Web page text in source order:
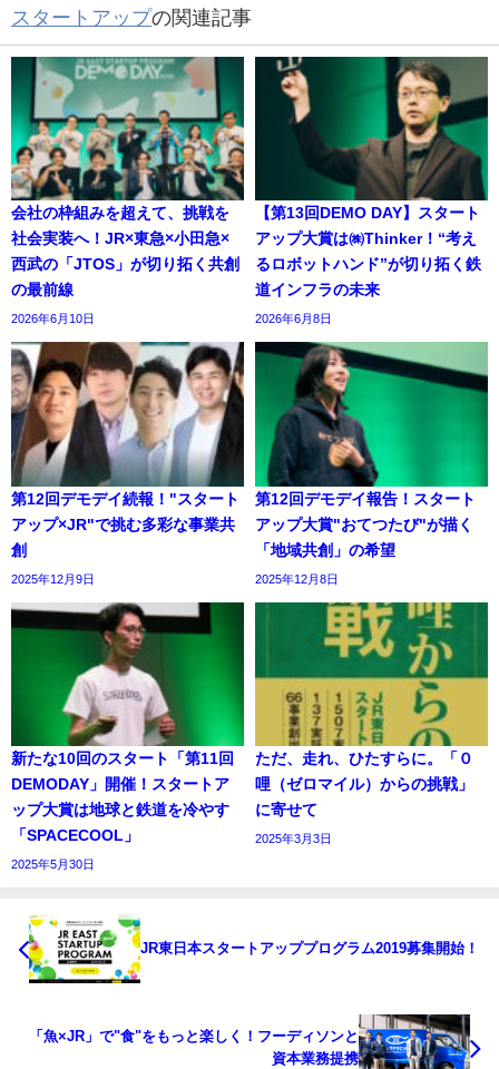
スタートアップの関連記事
会社の枠組みを超えて、挑戦を
社会実装へ！JR×東急×小田急×
西武の「JTOS」が切り拓く共創
の最前線
2026年6月10日
【第13回DEMO DAY】スタート
アップ大賞は㈱Thinker！“考え
るロボットハンド”が切り拓く鉄
道インフラの未来
2026年6月8日
第12回デモデイ続報！"スタート
アップ×JR"で挑む多彩な事業共
創
2025年12月9日
第12回デモデイ報告！スタート
アップ大賞"おてつたび"が描く
「地域共創」の希望
2025年12月8日
新たな10回のスタート「第11回
DEMODAY」開催！スタートア
ップ大賞は地球と鉄道を冷やす
「SPACECOOL」
2025年5月30日
ただ、走れ、ひたすらに。「０
哩（ゼロマイル）からの挑戦」
に寄せて
2025年3月3日
JR東日本スタートアッププログラム2019募集開始！
「魚×JR」で"食"をもっと楽しく！フーディソンと
資本業務提携